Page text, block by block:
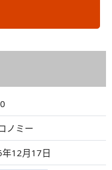
ノミー
12月17日